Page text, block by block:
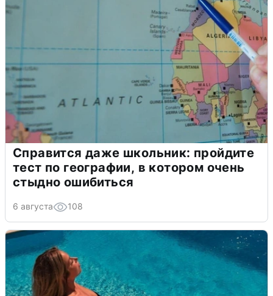
Справится даже школьник: пройдите
тест по географии, в котором очень
стыдно ошибиться
6 августа 108